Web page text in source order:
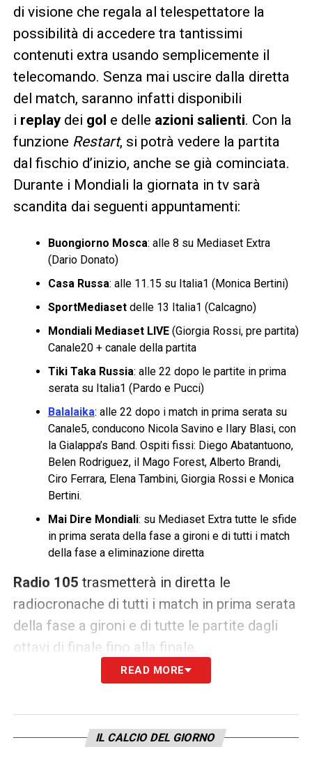
di visione che regala al telespettatore la
possibilità di accedere tra tantissimi
contenuti extra usando semplicemente il
telecomando. Senza mai uscire dalla diretta
del match, saranno infatti disponibili
i replay dei gol e delle azioni salienti. Con la
funzione Restart, si potrà vedere la partita
dal fischio d’inizio, anche se già cominciata.
Durante i Mondiali la giornata in tv sarà
scandita dai seguenti appuntamenti:
Buongiorno Mosca: alle 8 su Mediaset Extra
(Dario Donato)
Casa Russa: alle 11.15 su Italia1 (Monica Bertini)
SportMediasetdelle 13 Italia1 (Calcagno)
Mondiali Mediaset LIVE(Giorgia Rossi, pre partita)
Canale20 + canale della partita
Tiki Taka Russia: alle 22 dopo le partite in prima
serata su Italia1 (Pardo e Pucci)
Balalaika: alle 22 dopo i match in prima serata su
Canale5, conducono Nicola Savino e Ilary Blasi, con
la Gialappa’s Band. Ospiti fissi: Diego Abatantuono,
Belen Rodriguez, il Mago Forest, Alberto Brandi,
Ciro Ferrara, Elena Tambini, Giorgia Rossi e Monica
Bertini.
Mai Dire Mondiali: su Mediaset Extra tutte le sfide
in prima serata della fase a gironi e di tutti i match
della fase a eliminazione diretta
Radio 105 trasmetterà in diretta le
radiocronache di tutti i match in prima serata
della fase a gironi e di tutte le partite dagli
ottavi di finale fino alla finale.
Calendario Mondiali 2018: partite,
date, orari e canali tv
FASE A GIRONI MONDIALI 2018
READ MORE
IL CALCIO DEL GIORNO